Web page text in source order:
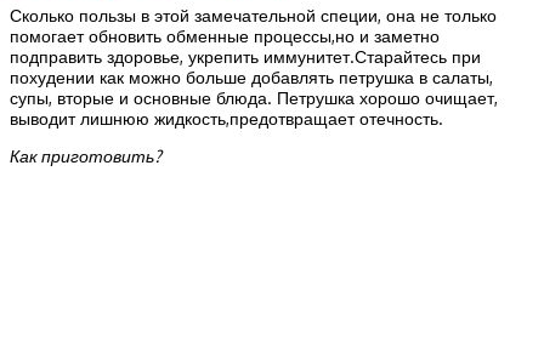
Сколько пользы в этой замечательной специи, она не только
помогает обновить обменные процессы,но и заметно
подправить здоровье, укрепить иммунитет.Старайтесь при
похудении как можно больше добавлять петрушка в салаты,
супы, вторые и основные блюда. Петрушка хорошо очищает,
выводит лишнюю жидкость,предотвращает отечность.
Как приготовить?